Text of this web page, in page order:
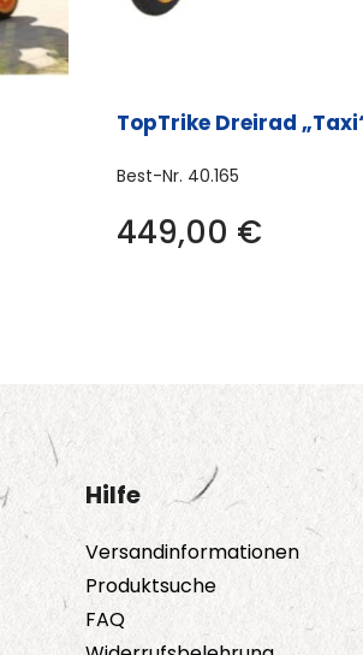
TopTrike Dreirad
Best-Nr. 40.165
449,00 €
Hilfe
Versandinformationen
Produktsuche
FAQ